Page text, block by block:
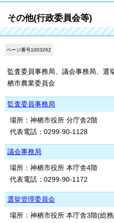
その他(行政委員会等)
ページ番号1003262
監査委員事務局、議会事務局、選
栖市農業委員会
監査委員事務局
場所：神栖市役所 分庁舎2階
代表電話：0299-90-1128
議会事務局
場所：神栖市役所 本庁舎4階
代表電話：0299-90-1172
選挙管理委員会
場所：神栖市役所 本庁舎3階(総